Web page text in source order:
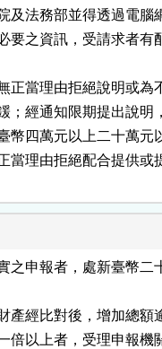
及法務部並得透過電腦
要之資訊，受請求者有
正當理由拒絕說明或為
；經通知限期提出說明
幣四萬元以上二十萬元
當理由拒絕配合提供或
之申報者，處新臺幣二
產經比對後，增加總額
倍以上者，受理申報機